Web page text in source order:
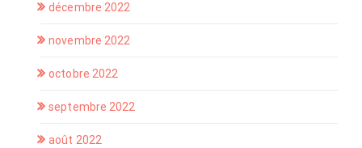
décembre 2022
novembre 2022
octobre 2022
septembre 2022
août 2022